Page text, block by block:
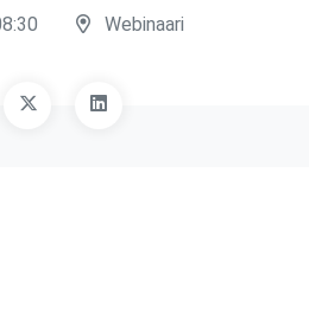
Webinaari